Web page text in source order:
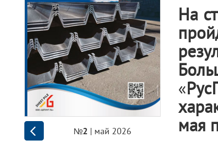
№2 | май 2026
На
«
мая